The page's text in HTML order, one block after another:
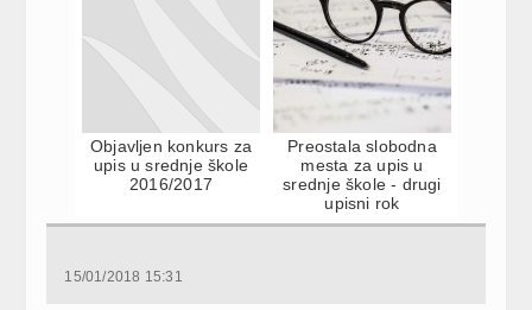
Objavljen konkurs za
upis u srednje škole
2016/2017
Preostala slobodna
mesta za upis u
srednje škole - drugi
upisni rok
15/01/2018 15:31